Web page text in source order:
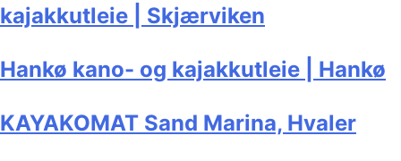
kajakkutleie | Skjærviken
Hankø kano- og kajakkutleie | Hankø
KAYAKOMAT Sand Marina, Hvaler